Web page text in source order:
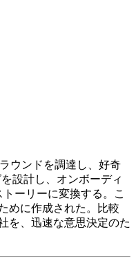
ウンドを調達し、好奇
設計し、オンボーディ
ーリーに変換する。こ
めに作成された。比較
を、迅速な意思決定のた